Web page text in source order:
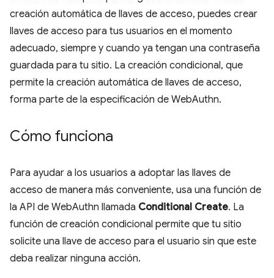
creación automática de llaves de acceso, puedes crear
llaves de acceso para tus usuarios en el momento
adecuado, siempre y cuando ya tengan una contraseña
guardada para tu sitio. La creación condicional, que
permite la creación automática de llaves de acceso,
forma parte de la especificación de WebAuthn.
Cómo funciona
Para ayudar a los usuarios a adoptar las llaves de
acceso de manera más conveniente, usa una función de
la API de WebAuthn llamada Conditional Create. La
función de creación condicional permite que tu sitio
solicite una llave de acceso para el usuario sin que este
deba realizar ninguna acción.